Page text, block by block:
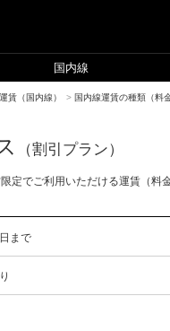
運賃（国内線） > 国内線運賃の種類（料金
（割引プラン）
定でご利用いただける運賃（料金
まで
国内線